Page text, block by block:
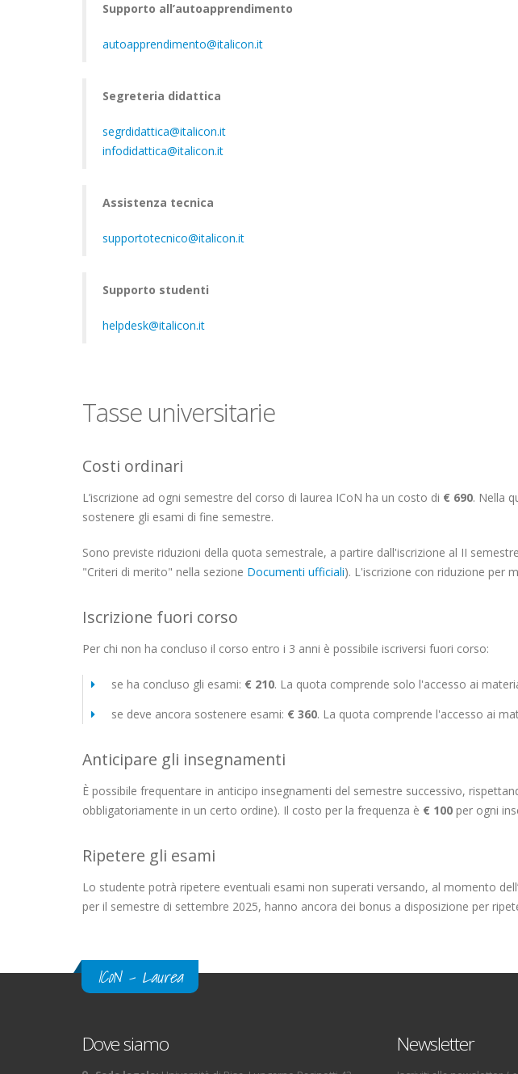
Supporto all’autoapprendimento
autoapprendimento@italicon.it
Segreteria didattica
segrdidattica@italicon.it
infodidattica@italicon.it
Assistenza tecnica
supportotecnico@italicon.it
Supporto studenti
helpdesk@italicon.it
Tasse universitarie
Costi ordinari
L’iscrizione ad ogni semestre del corso di laurea ICoN ha un costo di € 690. Nella
sostenere gli esami di fine semestre.
Sono previste riduzioni della quota semestrale, a partire dall'iscrizione al II
"Criteri di merito" nella sezione Documenti ufficiali). L'iscrizione con riduzione per
Iscrizione fuori corso
Per chi non ha concluso il corso entro i 3 anni è possibile iscriversi fuori corso:
se ha concluso gli esami: € 210. La quota comprende solo l'accesso ai
se deve ancora sostenere esami: € 360. La quota comprende l'accesso ai
Anticipare gli insegnamenti
È possibile frequentare in anticipo insegnamenti del semestre successivo,
obbligatoriamente in un certo ordine). Il costo per la frequenza è € 100 per ogni
Ripetere gli esami
Lo studente potrà ripetere eventuali esami non superati versando, al momento
per il semestre di settembre 2025, hanno ancora dei bonus a disposizione per
ICoN - Laurea
Dove siamo Newsletter